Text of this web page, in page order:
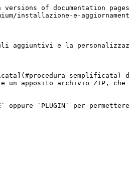
of documentation
installazione-e-
aggiuntivi e la
semplificata)
un apposito archivio ZIP, che
`PLUGIN` per permettere